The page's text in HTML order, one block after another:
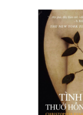
ta học được
mục đích sinh
người, mà còn
tiến hóa thành
Kevles, tác của
"Một cuốn sách
nhà triết học
Roger Shohl,